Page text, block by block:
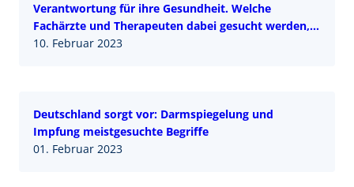
Verantwortung für ihre Gesundheit. Welche
Fachärzte und Therapeuten dabei gesucht werden,
zeigt der neue jameda eHealth Guide.
10. Februar 2023
Deutschland sorgt vor: Darmspiegelung und
Impfung meistgesuchte Begriffe
01. Februar 2023